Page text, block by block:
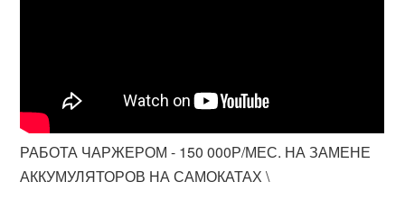
РАБОТА ЧАРЖЕРОМ - 150 000Р/МЕС. НА ЗАМЕНЕ
АККУМУЛЯТОРОВ НА САМОКАТАХ \